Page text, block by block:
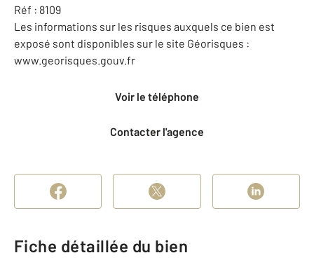
Réf : 8109
Les informations sur les risques auxquels ce bien est
exposé sont disponibles sur le site Géorisques :
www.georisques.gouv.fr
Voir le téléphone
Contacter l'agence
Fiche détaillée du bien